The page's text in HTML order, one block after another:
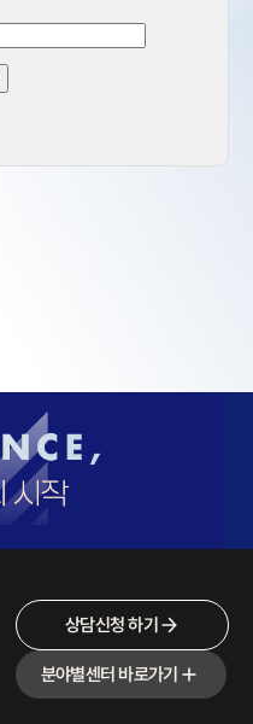
상담신청 하기
분야별센터 바로가기